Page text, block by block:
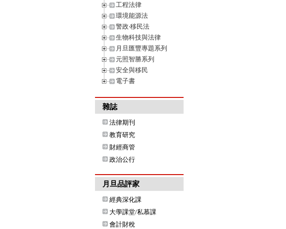
工程法律
環境能源法
警政‧移民法
生物科技與法律
月旦匯豐專題系列
元照智勝系列
安全與移民
電子書
雜誌
法律期刊
教育研究
財經商管
政治公行
月旦品評家
經典深化課
大學課堂/私慕課
會計財稅